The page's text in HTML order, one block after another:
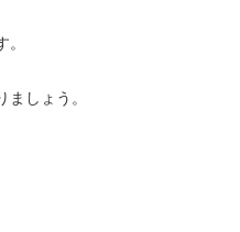
。
ましょう。